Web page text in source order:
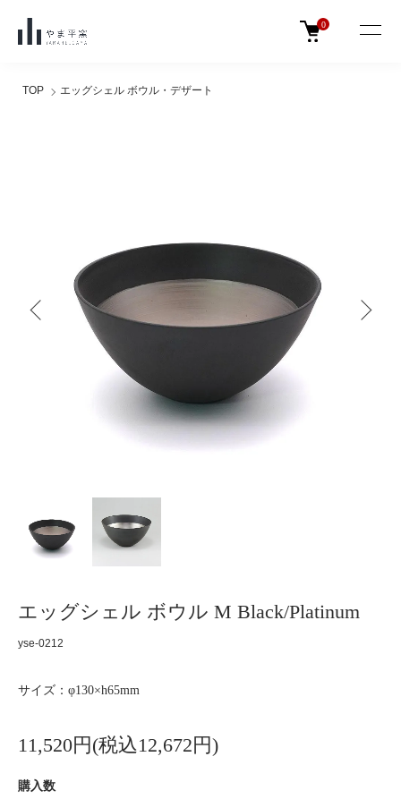
0
TOP エッグシェル ボウル・デザート
エッグシェル ボウル M Black/Platinum
yse-0212
サイズ：φ130×h65mm
11,520円(税込12,672円)
購入数